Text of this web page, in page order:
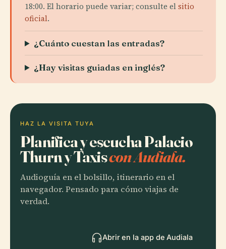
18:00. El horario puede variar; consulte elsitio
oficial.
¿Cuánto cuestan las entradas?
¿Hay visitas guiadas en inglés?
HAZ LA VISITA TUYA
Planifica y escucha Palacio
Thurn y Taxiscon Audiala.
Audioguía en el bolsillo, itinerario en el
navegador. Pensado para cómo viajas de
verdad.
Abrir en la app de Audiala